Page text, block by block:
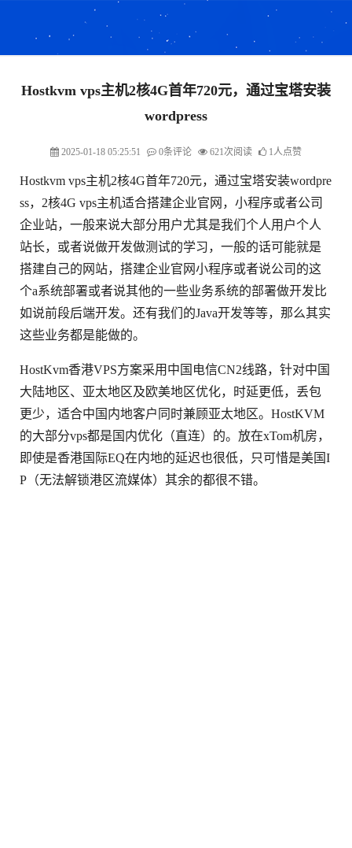
Hostkvm vps主机2核4G首年720元，通过宝塔安装
wordpress
2025-01-18 05:25:51 0条评论 621次阅读 1人点赞
Hostkvm vps主机2核4G首年720元，通过宝塔安装wordpre
ss，2核4G vps主机适合搭建企业官网，小程序或者公司
企业站，一般来说大部分用户尤其是我们个人用户个人
站长，或者说做开发做测试的学习，一般的话可能就是
搭建自己的网站，搭建企业官网小程序或者说公司的这
个a系统部署或者说其他的一些业务系统的部署做开发比
如说前段后端开发。还有我们的Java开发等等，那么其实
这些业务都是能做的。
HostKvm香港VPS方案采用中国电信CN2线路，针对中国
大陆地区、亚太地区及欧美地区优化，时延更低，丢包
更少，适合中国内地客户同时兼顾亚太地区。HostKVM
的大部分vps都是国内优化（直连）的。放在xTom机房，
即使是香港国际EQ在内地的延迟也很低，只可惜是美国I
P（无法解锁港区流媒体）其余的都很不错。